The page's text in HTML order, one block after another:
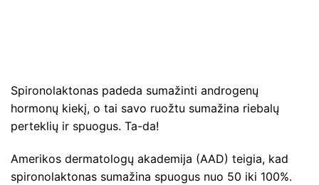
Spironolaktonas padeda sumažinti androgenų
hormonų kiekį, o tai savo ruožtu sumažina riebalų
perteklių ir spuogus. Ta-da!
Amerikos dermatologų akademija (AAD) teigia, kad
spironolaktonas sumažina spuogus nuo 50 iki 100%.